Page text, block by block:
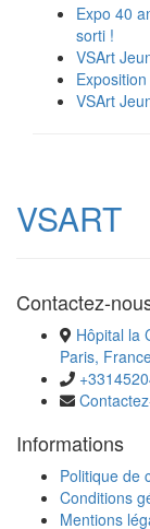
Expo 40
sorti !
VSArt
VSArt
VSART
Contactez-
Hôpital la
Paris,
Informations
Politique de
Conditions
Mentions